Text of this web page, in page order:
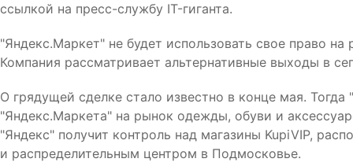
ссылкой на пресс-службу IT-гиганта.
"Яндекс.Маркет" не будет использовать свое право
Компания рассматривает альтернативные выходы в
О грядущей сделке стало известно в конце мая.
"Яндекс.Маркета" на рынок одежды, обуви и
"Яндекс" получит контроль над магазины KupiVIP,
и распределительным центром в Подмосковье.